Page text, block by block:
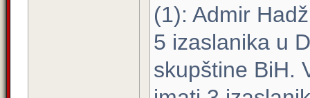
(1): Admir
5 izaslanika u
skupštine BiH.